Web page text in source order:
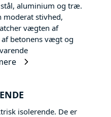
aluminium og træ.
moderat stivhed,
vægten af
betonens vægt og
isolerende. De er